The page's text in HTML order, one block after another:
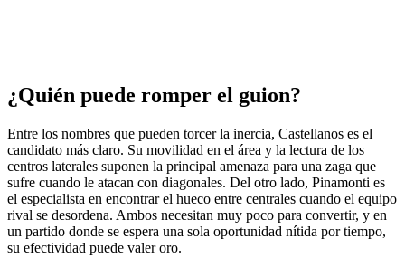
¿Quién puede romper el guion?
Entre los nombres que pueden torcer la inercia, Castellanos es el
candidato más claro. Su movilidad en el área y la lectura de los
centros laterales suponen la principal amenaza para una zaga que
sufre cuando le atacan con diagonales. Del otro lado, Pinamonti es
el especialista en encontrar el hueco entre centrales cuando el equipo
rival se desordena. Ambos necesitan muy poco para convertir, y en
un partido donde se espera una sola oportunidad nítida por tiempo,
su efectividad puede valer oro.